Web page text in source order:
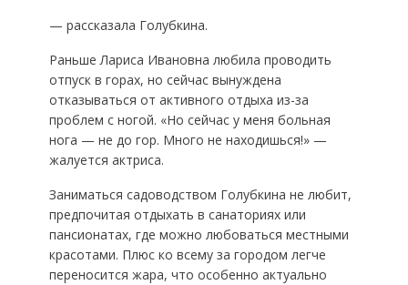
— рассказала Голубкина.
Раньше Лариса Ивановна любила проводить
отпуск в горах, но сейчас вынуждена
отказываться от активного отдыха из-за
проблем с ногой. «Но сейчас у меня больная
нога — не до гор. Много не находишься!» —
жалуется актриса.
Заниматься садоводством Голубкина не любит,
предпочитая отдыхать в санаториях или
пансионатах, где можно любоваться местными
красотами. Плюс ко всему за городом легче
переносится жара, что особенно актуально